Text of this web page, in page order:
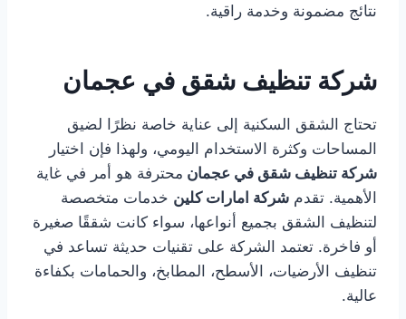
نتائج مضمونة وخدمة راقية.
شركة تنظيف شقق في عجمان
تحتاج الشقق السكنية إلى عناية خاصة نظرًا لضيق
المساحات وكثرة الاستخدام اليومي، ولهذا فإن اختيار
شركة تنظيف شقق في عجمان محترفة هو أمر في غاية
الأهمية. تقدم شركة امارات كلين خدمات متخصصة
لتنظيف الشقق بجميع أنواعها، سواء كانت شققًا صغيرة
أو فاخرة. تعتمد الشركة على تقنيات حديثة تساعد في
تنظيف الأرضيات، الأسطح، المطابخ، والحمامات بكفاءة
عالية.